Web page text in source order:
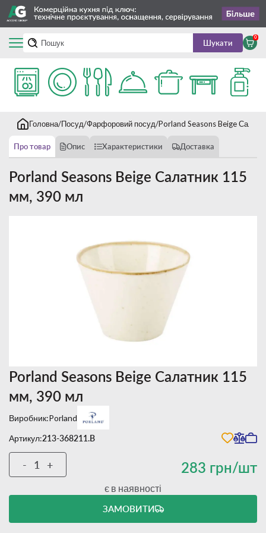
Шукати
0
Головна Посуд Фарфоровий посуд Porland Seasons Beige
Про товар Опис Характеристики Доставка
Porland Seasons Beige Салатник 115
мм, 390 мл
Porland Seasons Beige Салатник 115
мм, 390 мл
Виробник:Porland
Артикул:213-368211.B
283 грн/шт
- +
є в наявності
ЗАМОВИТИ